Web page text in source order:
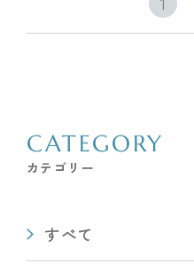
CATEGORY
カテゴリー
すべて